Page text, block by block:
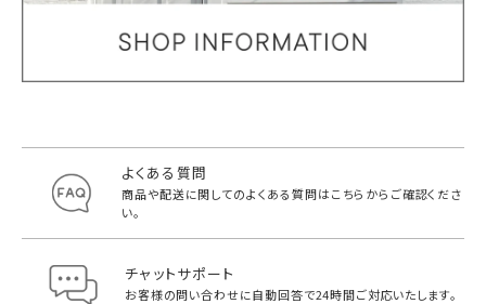
よくある質問
商品や配送に関してのよくある質問はこちらからご確認くださ
い。
チャットサポート
お客様の問い合わせに自動回答で24時間ご対応いたします。